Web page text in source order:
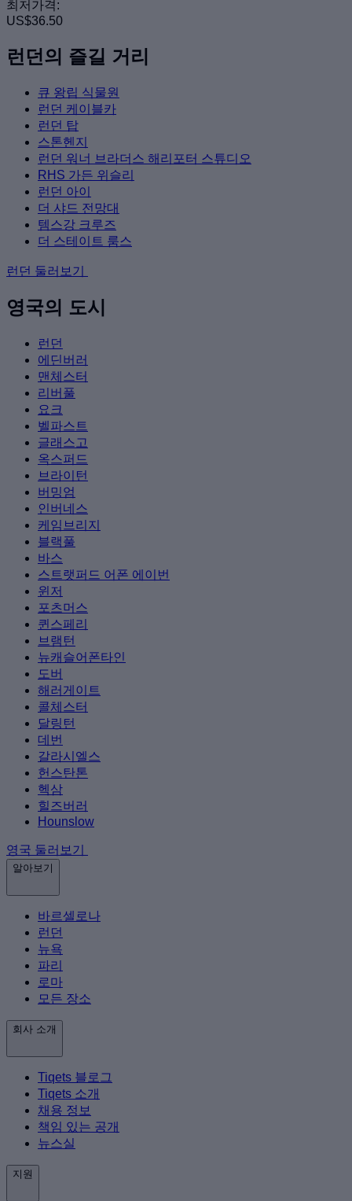
최저가격:
US$36.50
런던의 즐길 거리
큐 왕립 식물원
런던 케이블카
런던 탑
스톤헨지
런던 워너 브라더스 해리포터 스튜디오
RHS 가든 위슬리
런던 아이
더 샤드 전망대
템스강 크루즈
더 스테이트 룸스
런던 둘러보기
영국의 도시
런던
에딘버러
맨체스터
리버풀
요크
벨파스트
글래스고
옥스퍼드
브라이턴
버밍엄
인버네스
케임브리지
블랙풀
바스
스트랫퍼드 어폰 에이번
윈저
포츠머스
퀸스페리
브램턴
뉴캐슬어폰타인
도버
해러게이트
콜체스터
달링턴
데번
갈라시엘스
헌스탄톤
헥삼
힐즈버러
Hounslow
영국 둘러보기
알아보기
바르셀로나
런던
뉴욕
파리
로마
모든 장소
회사 소개
Tiqets 블로그
Tiqets 소개
채용 정보
책임 있는 공개
뉴스실
지원